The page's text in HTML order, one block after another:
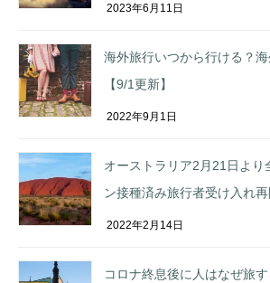
2023年6月11日
海外旅行いつから行ける？海
【9/1更新】
2022年9月1日
オーストラリア2月21日より
ン接種済み旅行者受け入れ再
2022年2月14日
コロナ終息後に人はなぜ旅